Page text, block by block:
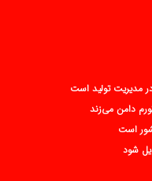
مدیریت تولید است
دامن می‌زند
شود